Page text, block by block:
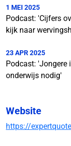
1 MEI 2025
Podcast: 'Cijfers
kijk naar
23 APR 2025
Podcast: 'Jongere
onderwijs nodig'
Website
https://